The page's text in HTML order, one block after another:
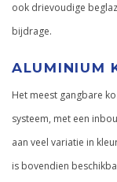
ook drievoudige
bijdrage.
ALUMINIUM
Het meest gangbare
systeem, met een
aan veel variatie in
is bovendien